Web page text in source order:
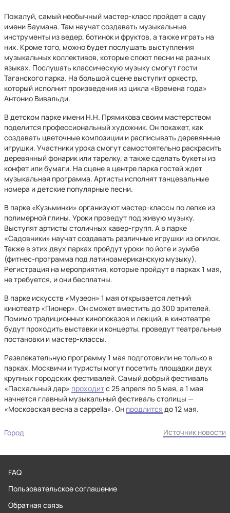
Пожалуй, самый необычный мастер-класс пройдет в саду
имени Баумана. Там научат создавать музыкальные
инструменты из ведер, ботинок и фруктов, а также играть на
них. Кроме того, можно будет послушать выступления
музыкальных коллективов, которые споют песни на разных
языках. Послушать классическую музыку смогут гости
Таганского парка. На большой сцене выступит оркестр,
который исполнит произведения из цикла «Времена года»
Антонио Вивальди.
В детском парке имени Н.Н. Прямикова своим мастерством
поделится профессиональный художник. Он покажет, как
создавать цветочные композиции и расписывать деревянные
игрушки. Участники урока смогут самостоятельно раскрасить
деревянный фонарик или тарелку, а также сделать букеты из
конфет или бумаги. На сцене в центре парка гостей ждет
музыкальная программа. Артисты исполнят танцевальные
номера и детские популярные песни.
В парке «Кузьминки» организуют мастер-классы по лепке из
полимерной глины. Уроки проведут под живую музыку.
Выступят артисты столичных кавер-групп. А в парке
«Садовники» научат создавать различные игрушки из опилок.
Также в этих двух парках пройдут уроки по йоге и зумбе
(фитнес-программа под латиноамериканскую музыку).
Регистрация на мероприятия, которые пройдут в парках 1 мая,
не требуется, и они бесплатны.
В парке искусств «Музеон» 1 мая открывается летний
кинотеатр «Пионер». Он сможет вместить до 300 зрителей.
Помимо традиционных кинопоказов и лекций, в кинотеатре
будут проходить выставки и концерты, проведут театральные
постановки и мастер-классы.
Развлекательную программу 1 мая подготовили не только в
парках. Москвичи и туристы могут посетить площадки двух
крупных городских фестивалей. Самый добрый фестиваль
«Пасхальный дар» проходитс 25 апреля по 5 мая, а 1 мая
начнется главный музыкальный фестиваль столицы —
«Московская весна a cappella». Он продлится до 12 мая.
Город Источник новости
FAQ
Пользовательское соглашение
Обратная связь